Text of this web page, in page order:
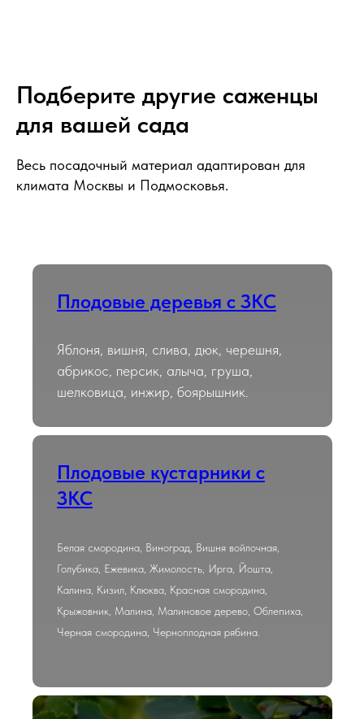
Подберите другие саженцы
для вашей сада
Весь посадочный материал адаптирован для
климата Москвы и Подмосковья.
Плодовые деревья с ЗКС
Яблоня, вишня, слива, дюк, черешня,
абрикос, персик, алыча, груша,
шелковица, инжир, боярышник.
Плодовые кустарники с
ЗКС
Белая смородина, Виноград, Вишня войлочная,
Голубика, Ежевика, Жимолость, Ирга, Йошта,
Калина, Кизил, Клюква, Красная смородина,
Крыжовник, Малина, Малиновое дерево, Облепиха,
Черная смородина, Черноплодная рябина.